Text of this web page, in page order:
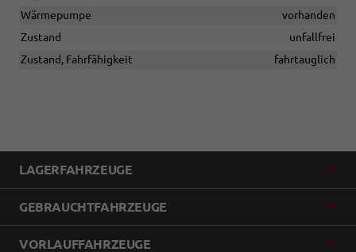
Wärmepumpe
vorhanden
Zustand
unfallfrei
Zustand, Fahrfähigkeit
fahrtauglich
LAGERFAHRZEUGE
GEBRAUCHTFAHRZEUGE
VORLAUFFAHRZEUGE